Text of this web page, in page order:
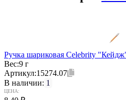
Ручка шариковая Celebrity
Вес:9 г
Артикул:15274.07
В наличии: 1
ЦЕНА: